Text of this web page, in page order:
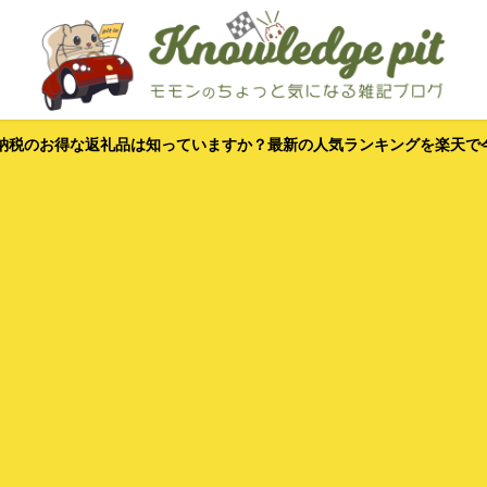
税のお得な返礼品は知っていますか？最新の人気ランキングを楽天で